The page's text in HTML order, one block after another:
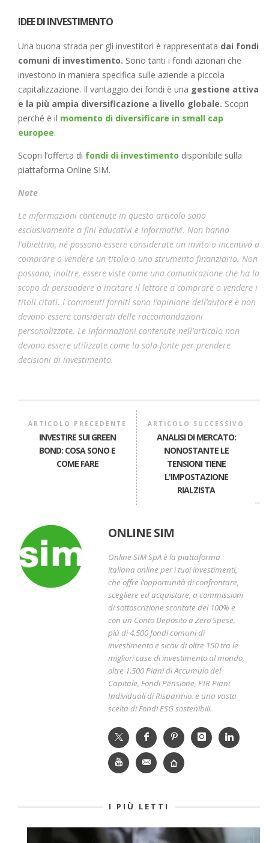
IDEE DI INVESTIMENTO
Una buona strada per gli investitori è rappresentata dai fondi
comuni di investimento. Sono tanti i fondi azionari che
investono in maniera specifica sulle aziende a piccola
capitalizzazione. Il vantaggio dei fondi è una gestione attiva
e la più ampia diversificazione a livello globale. Scopri
perché è il momento di diversificare in small cap
europee.
Scopri l’offerta di fondi di investimento disponibile sulla
piattaforma Online SIM.
Note
Le informazioni contenute in questo articolo sono
esclusivamente a fini educativi e informativi. Non hanno
l’obiettivo, né possono essere considerate un invito o incentivo a
comprare o vendere un titolo o uno strumento finanziario. Non
possono, inoltre, essere viste come una comunicazione che ha lo
scopo di persuadere o incitare il lettore a comprare o vendere i
titoli citati. I commenti forniti sono l’opinione dell’autore e non
devono essere considerati delle raccomandazioni
personalizzate. Le informazioni contenute nell’articolo non
devono essere utilizzate come la sola fonte per prendere
decisioni di investimento.
ARTICOLO PRECEDENTE
INVESTIRE SUI GREEN
BOND: COSA SONO E
COME FARE
ARTICOLO SUCCESSIVO
ANALISI DI MERCATO:
NONOSTANTE LE
TENSIONI TIENE
L'IMPOSTAZIONE
RIALZISTA
ONLINE SIM
Online SIM SpA è la piattaforma
italiana online per i tuoi investimenti,
che offre l’opportunità di confrontare,
scegliere ed acquistare, a commissioni
di sottoscrizione scontate del 100% e
con un Conto Deposito a Zero Spese,
più di 4.500 fondi comuni di
investimento e sicav di oltre 150 tra le
migliori case di investimento al mondo,
oltre 1.500 Piani di Accumulo del
Capitale, Fondi Pensione, PIR Piani
Individuali di Risparmio. e una vasta
scelta di Fondi ESG sostenibili.
I PIÙ LETTI